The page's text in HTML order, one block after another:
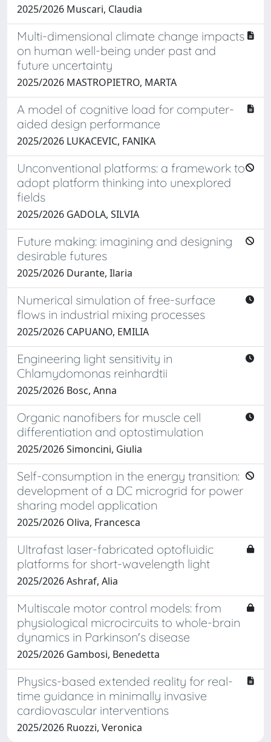
2025/2026 Muscari, Claudia
Multi-dimensional climate change impacts
on human well-being under past and
future uncertainty
2025/2026 MASTROPIETRO, MARTA
A model of cognitive load for computer-
aided design performance
2025/2026 LUKACEVIC, FANIKA
Unconventional platforms: a framework to
adopt platform thinking into unexplored
fields
2025/2026 GADOLA, SILVIA
Future making: imagining and designing
desirable futures
2025/2026 Durante, Ilaria
Numerical simulation of free-surface
flows in industrial mixing processes
2025/2026 CAPUANO, EMILIA
Engineering light sensitivity in
Chlamydomonas reinhardtii
2025/2026 Bosc, Anna
Organic nanofibers for muscle cell
differentiation and optostimulation
2025/2026 Simoncini, Giulia
Self-consumption in the energy transition:
development of a DC microgrid for power
sharing model application
2025/2026 Oliva, Francesca
Ultrafast laser-fabricated optofluidic
platforms for short-wavelength light
2025/2026 Ashraf, Alia
Multiscale motor control models: from
physiological microcircuits to whole-brain
dynamics in Parkinson's disease
2025/2026 Gambosi, Benedetta
Physics-based extended reality for real-
time guidance in minimally invasive
cardiovascular interventions
2025/2026 Ruozzi, Veronica